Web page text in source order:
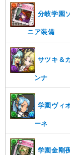
分岐学園
ニア装備
サツキ＆
ンナ
学園ヴィ
ーネ
学園金剛